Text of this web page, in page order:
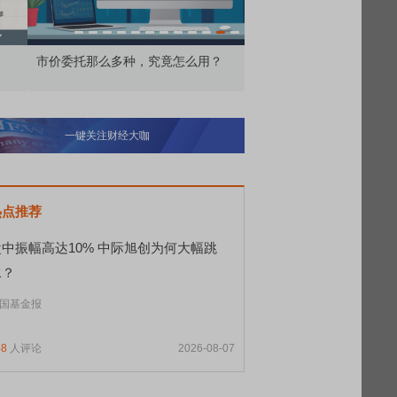
委托那么多种，究竟怎么用？
一键关注财经大咖
推荐
振幅高达10% 中际旭创为何大幅跳
基金报
人评论 2026-08-07